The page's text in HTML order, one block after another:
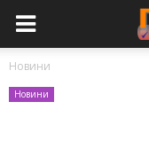
Новини
Новини